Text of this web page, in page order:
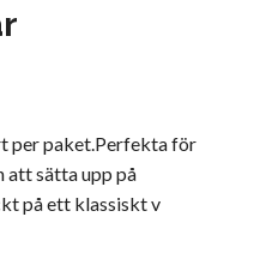
per paket.Perfekta för
att sätta upp på
på ett klassiskt v